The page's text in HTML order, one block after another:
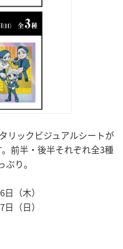
リックビジュアルシートが
前半・後半それぞれ全3種
り。
（木）
（日）